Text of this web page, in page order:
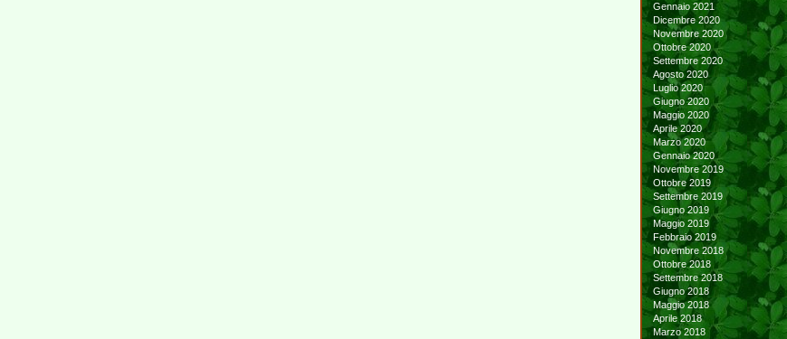
Gennaio 2021
Dicembre 2020
Novembre 2020
Ottobre 2020
Settembre 2020
Agosto 2020
Luglio 2020
Giugno 2020
Maggio 2020
Aprile 2020
Marzo 2020
Gennaio 2020
Novembre 2019
Ottobre 2019
Settembre 2019
Giugno 2019
Maggio 2019
Febbraio 2019
Novembre 2018
Ottobre 2018
Settembre 2018
Giugno 2018
Maggio 2018
Aprile 2018
Marzo 2018